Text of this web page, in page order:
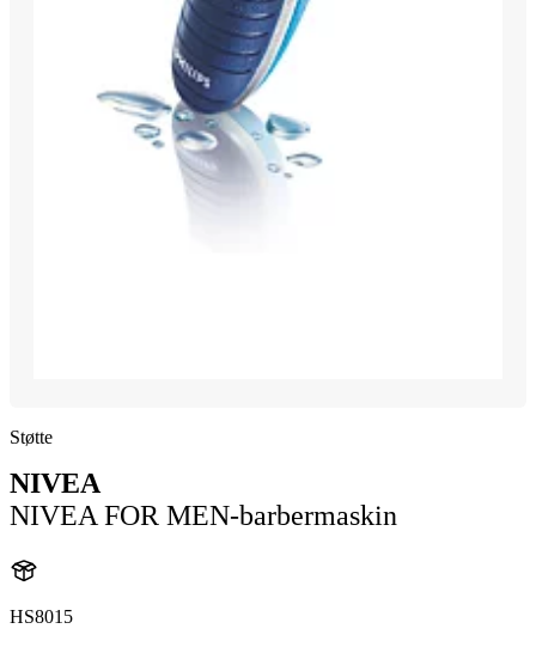
Støtte
NIVEA
NIVEA FOR MEN-barbermaskin
HS8015